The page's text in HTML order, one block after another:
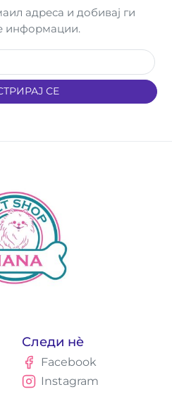
адреса и добивај ги
информации.
СЕ
Следи нè
Facebook
Instagram